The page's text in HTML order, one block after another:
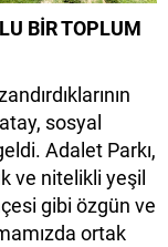
BİR TOPLUM
sosyal
Adalet Parkı,
ve nitelikli yeşil
gibi özgün ve
ortak